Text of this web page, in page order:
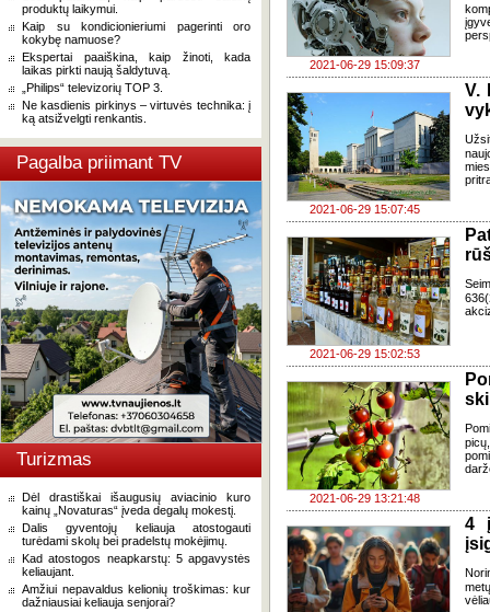
produktų laikymui.
Kaip su kondicionieriumi pagerinti oro
kokybę namuose?
Ekspertai paaiškina, kaip žinoti, kada
laikas pirkti naują šaldytuvą.
„Philips“ televizorių TOP 3.
Ne kasdienis pirkinys – virtuvės technika: į
ką atsižvelgti renkantis.
Pagalba priimant TV
Turizmas
Dėl drastiškai išaugusių aviacinio kuro
kainų „Novaturas“ įveda degalų mokestį.
Dalis gyventojų keliauja atostogauti
turėdami skolų bei pradelstų mokėjimų.
Kad atostogos neapkarstų: 5 apgavystės
keliaujant.
Amžiui nepavaldus kelionių troškimas: kur
dažniausiai keliauja senjorai?
2021-06-29 15:09:37
2021-06-29 15:07:45
V.
2021-06-29 15:02:53
2021-06-29 13:21:48
4